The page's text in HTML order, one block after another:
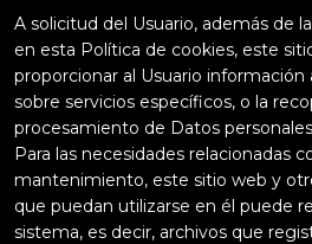
A solicitud del Usuario, además de
en esta Política de cookies, este
proporcionar al Usuario
sobre servicios específicos, o la
procesamiento de Datos
Para las necesidades relacionadas
mantenimiento, este sitio web y
que puedan utilizarse en él puede
sistema, es decir, archivos que